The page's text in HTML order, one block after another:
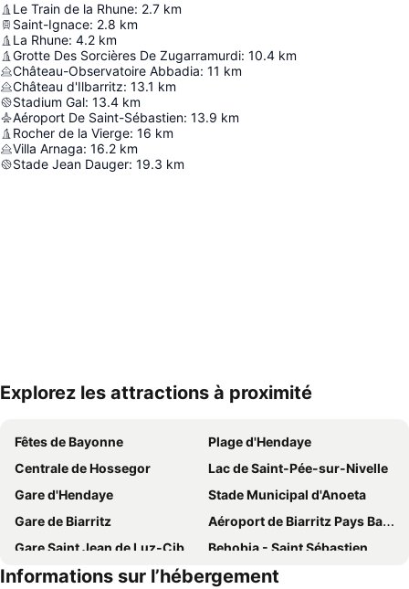
Le Train de la Rhune: 2.7 km
Saint-Ignace: 2.8 km
La Rhune: 4.2 km
Grotte Des Sorcières De Zugarramurdi: 10.4 km
Château-Observatoire Abbadia: 11 km
Château d'Ilbarritz: 13.1 km
Stadium Gal: 13.4 km
Aéroport De Saint-Sébastien: 13.9 km
Rocher de la Vierge: 16 km
Villa Arnaga: 16.2 km
Stade Jean Dauger: 19.3 km
Explorez les attractions à proximité
Fêtes de Bayonne
Plage d'Hendaye
Centrale de Hossegor
Lac de Saint-Pée-sur-Nivelle
Gare d'Hendaye
Stade Municipal d'Anoeta
Gare de Biarritz
Aéroport de Biarritz Pays Basque
Gare Saint Jean de Luz-Ciboure
Behobia - Saint Sébastien
Le Petit Train de La Rhune
Grande Plage
Informations sur l’hébergement